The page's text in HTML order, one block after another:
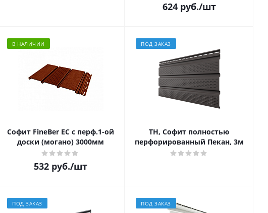
624руб./шт
В НАЛИЧИИ
Софит FineBer EC с перф.1-ой
доски (могано) 3000мм
532руб./шт
ПОД ЗАКАЗ
ТН, Софит полностью
перфорированный Пекан, 3м
ПОД ЗАКАЗ ПОД ЗАКАЗ